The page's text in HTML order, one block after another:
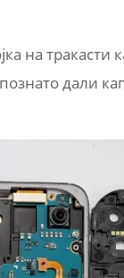
на тракасти
дали